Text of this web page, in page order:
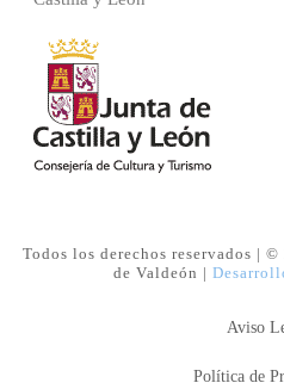
Todos los derechos reservados |
de Valdeón |
Aviso
Política de